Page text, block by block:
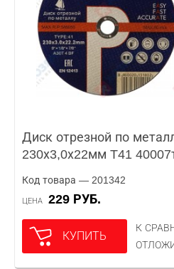
Диск отрезной по
230х3,0х22мм T41
Код товара — 201342
ЦЕНА 229 РУБ.
КУПИТЬ
К